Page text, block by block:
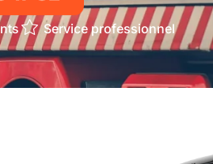
Service professionnel